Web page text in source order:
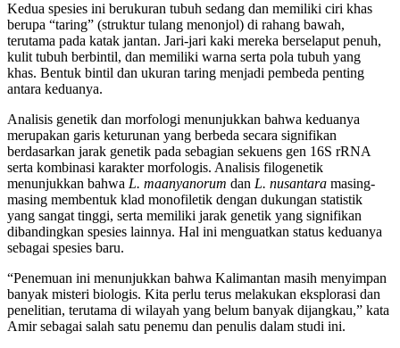
Kedua spesies ini berukuran tubuh sedang dan memiliki ciri khas
berupa “taring” (struktur tulang menonjol) di rahang bawah,
terutama pada katak jantan. Jari-jari kaki mereka berselaput penuh,
kulit tubuh berbintil, dan memiliki warna serta pola tubuh yang
khas. Bentuk bintil dan ukuran taring menjadi pembeda penting
antara keduanya.
Analisis genetik dan morfologi menunjukkan bahwa keduanya
merupakan garis keturunan yang berbeda secara signifikan
berdasarkan jarak genetik pada sebagian sekuens gen 16S rRNA
serta kombinasi karakter morfologis. Analisis filogenetik
menunjukkan bahwa L. maanyanorum dan L. nusantara masing-
masing membentuk klad monofiletik dengan dukungan statistik
yang sangat tinggi, serta memiliki jarak genetik yang signifikan
dibandingkan spesies lainnya. Hal ini menguatkan status keduanya
sebagai spesies baru.
“Penemuan ini menunjukkan bahwa Kalimantan masih menyimpan
banyak misteri biologis. Kita perlu terus melakukan eksplorasi dan
penelitian, terutama di wilayah yang belum banyak dijangkau,” kata
Amir sebagai salah satu penemu dan penulis dalam studi ini.